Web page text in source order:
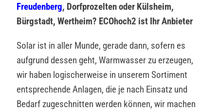
Freudenberg, Dorfprozelten oder Külsheim,
Bürgstadt, Wertheim? ECOhoch2 ist Ihr Anbieter
Solar ist in aller Munde, gerade dann, sofern es
aufgrund dessen geht, Warmwasser zu erzeugen,
wir haben logischerweise in unserem Sortiment
entsprechende Anlagen, die je nach Einsatz und
Bedarf zugeschnitten werden können, wir machen